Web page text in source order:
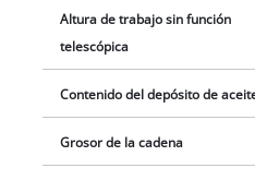
transmisión metálica está
protector de púas es metálico y
con un recogedor de cadena
se lubrica automáticamente.
Altura de trabajo sin función
telescópica
Contenido del depósito de
Grosor de la cadena